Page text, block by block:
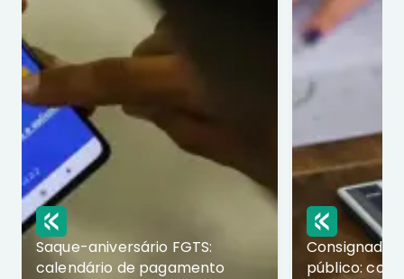
Saque-aniversário FGTS:
calendário de pagamento
Consignado
público: